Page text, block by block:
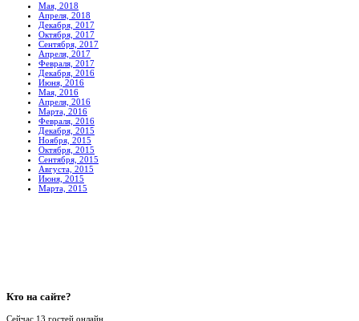
Мая, 2018
Апреля, 2018
Декабря, 2017
Октября, 2017
Сентября, 2017
Апреля, 2017
Февраля, 2017
Декабря, 2016
Июня, 2016
Мая, 2016
Апреля, 2016
Марта, 2016
Февраля, 2016
Декабря, 2015
Ноября, 2015
Октября, 2015
Сентября, 2015
Августа, 2015
Июня, 2015
Марта, 2015
Кто на сайте?
Сейчас 13 гостей онлайн